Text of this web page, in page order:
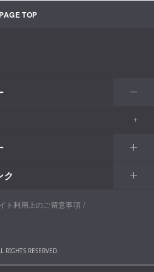
PAGE TOP
ンドメゾン）
ク
ト利用上のご留意事項
RIGHTS RESERVED.